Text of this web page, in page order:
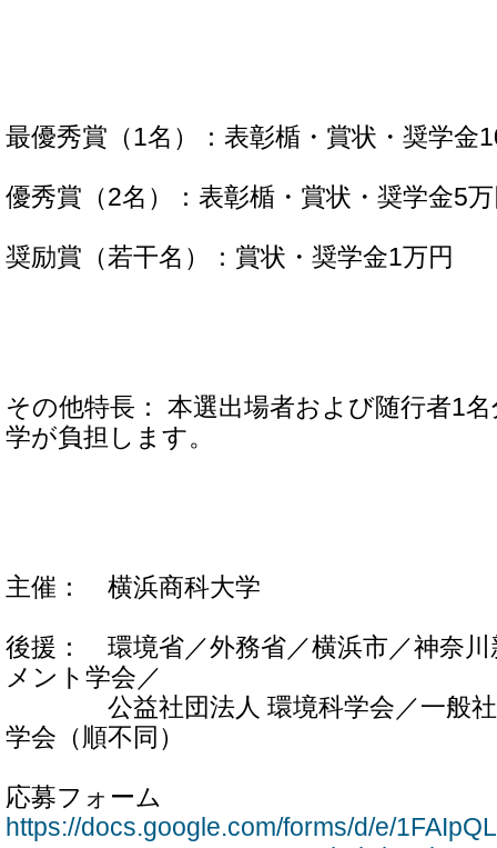
最優秀賞（1名）：表彰楯・賞状・奨学金
優秀賞（2名）：表彰楯・賞状・奨学金5
奨励賞（若干名）：賞状・奨学金1万円
その他特長： 本選出場者および随行者1
学が負担します。
主催： 横浜商科大学
後援： 環境省／外務省／横浜市／神奈
メント学会／
公益社団法人 環境科学会／一般社
学会（順不同）
応募フォーム
https://docs.google.com/forms/d/e/